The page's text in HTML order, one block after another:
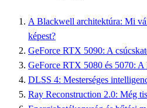
A Blackwell architektúra: Mi
képest?
GeForce RTX 5090: A
GeForce RTX 5080 és 5070: A
DLSS 4: Mesterséges
Ray Reconstruction 2.0: Még